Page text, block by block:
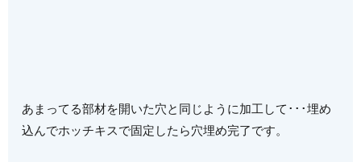
あまってる部材を開いた穴と同じように加工して･･･埋め
込んでホッチキスで固定したら穴埋め完了です。